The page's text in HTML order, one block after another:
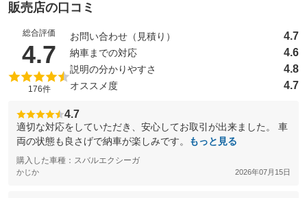
販売店の口コミ
総合評価
4.7 （5点満点中）
176件
お問い合わせ（見積り） 4.7
納車までの対応 4.6
説明の分かりやすさ 4.8
オススメ度 4.7
4.7
適切な対応をしていただき、安心してお取引が出来ました。 車
両の状態も良さげで納車が楽しみです。
もっと見る
購入した車種：スバルエクシーガ
かじか 2026年07月15日